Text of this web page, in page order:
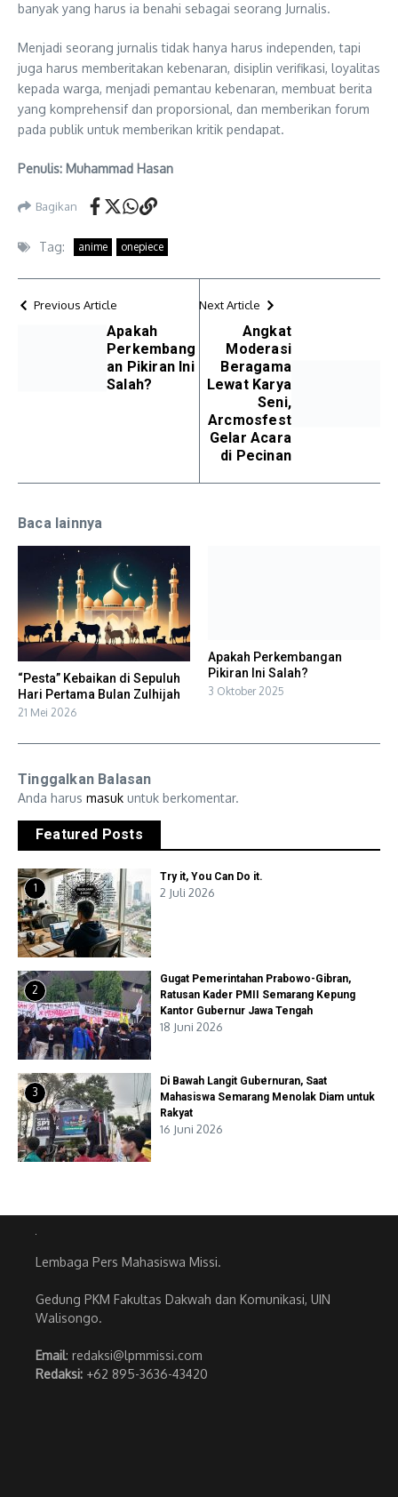
banyak yang harus ia benahi sebagai seorang Jurnalis.
Menjadi seorang jurnalis tidak hanya harus independen, tapi
juga harus memberitakan kebenaran, disiplin verifikasi, loyalitas
kepada warga, menjadi pemantau kebenaran, membuat berita
yang komprehensif dan proporsional, dan memberikan forum
pada publik untuk memberikan kritik pendapat.
Penulis: Muhammad Hasan
Bagikan
Tag: anime onepiece
Previous Article
Apakah
Perkembang
an Pikiran Ini
Salah?
Next Article
Angkat
Moderasi
Beragama
Lewat Karya
Seni,
Arcmosfest
Gelar Acara
di Pecinan
Baca lainnya
“Pesta” Kebaikan di Sepuluh
Hari Pertama Bulan Zulhijah
21 Mei 2026
Apakah Perkembangan
Pikiran Ini Salah?
3 Oktober 2025
Tinggalkan Balasan
Anda harus masuk untuk berkomentar.
Featured Posts
1
Try it, You Can Do it.
2 Juli 2026
2
Gugat Pemerintahan Prabowo-Gibran,
Ratusan Kader PMII Semarang Kepung
Kantor Gubernur Jawa Tengah
18 Juni 2026
3
Di Bawah Langit Gubernuran, Saat
Mahasiswa Semarang Menolak Diam untuk
Rakyat
16 Juni 2026
Lembaga Pers Mahasiswa Missi.
Gedung PKM Fakultas Dakwah dan Komunikasi, UIN
Walisongo.
Email: redaksi@lpmmissi.com
Redaksi: +62 895-3636-43420